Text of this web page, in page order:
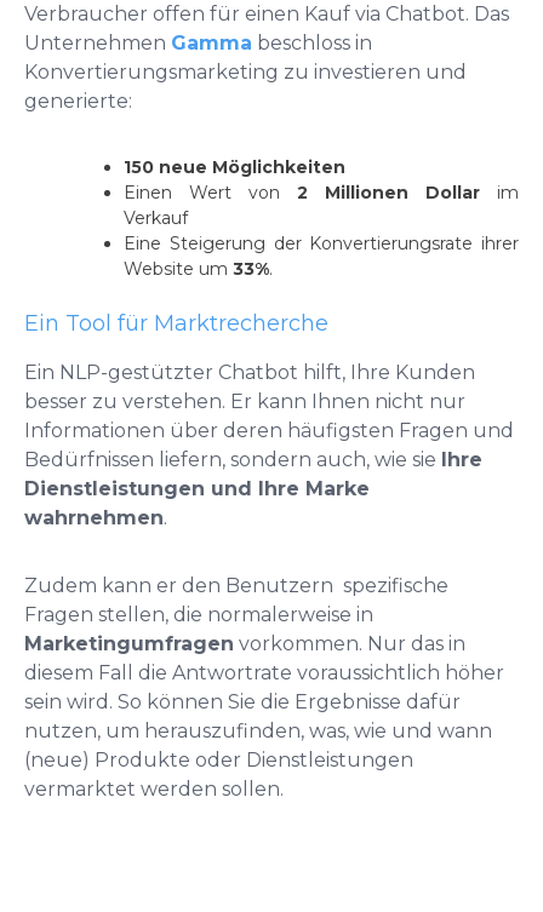
Verbraucher offen für einen Kauf via Chatbot. Das
Unternehmen Gamma beschloss in
Konvertierungsmarketing zu investieren und
generierte:
150 neue Möglichkeiten
Einen Wert von 2 Millionen Dollar im
Verkauf
Eine Steigerung der Konvertierungsrate ihrer
Website um 33%.
Ein Tool für Marktrecherche
Ein NLP-gestützter Chatbot hilft, Ihre Kunden
besser zu verstehen. Er kann Ihnen nicht nur
Informationen über deren häufigsten Fragen und
Bedürfnissen liefern, sondern auch, wie sie Ihre
Dienstleistungen und Ihre Marke
wahrnehmen.
Zudem kann er den Benutzern spezifische
Fragen stellen, die normalerweise in
Marketingumfragen vorkommen. Nur das in
diesem Fall die Antwortrate voraussichtlich höher
sein wird. So können Sie die Ergebnisse dafür
nutzen, um herauszufinden, was, wie und wann
(neue) Produkte oder Dienstleistungen
vermarktet werden sollen.